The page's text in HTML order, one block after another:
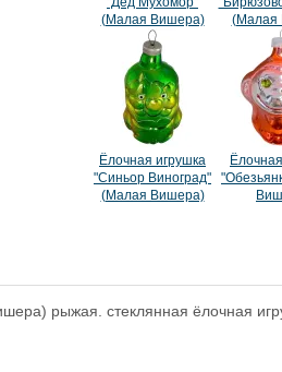
(Малая Вишера)
(Малая
Ёлочная игрушка
"Синьор Виноград"
(Малая Вишера)
рыжая. стеклянная ёлочная